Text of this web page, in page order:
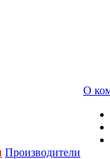
Производители
О